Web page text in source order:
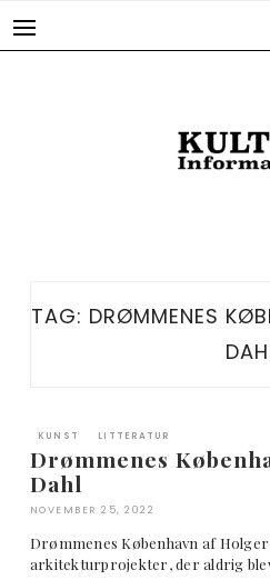
TAG: DRØMMENES
KUNST LITTERATUR
Drømmenes
Dahl
NOVEMBER 25, 2022
Drømmenes København af
arkitekturprojekter, der